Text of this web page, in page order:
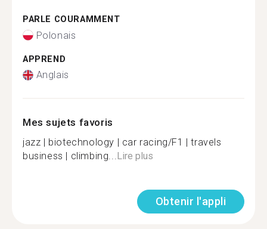
PARLE COURAMMENT
Polonais
APPREND
Anglais
Mes sujets favoris
jazz | biotechnology | car racing/F1 | travels
business | climbing...Lire plus
Obtenir l'appli